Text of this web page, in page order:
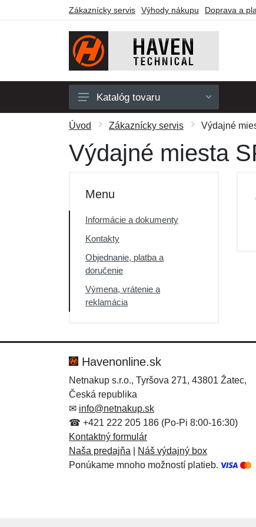
Zákaznícky servis Výhody nákupu Doprava a
Pánske
Dámske
Detské
Výpredaj
Katalóg tovaru
Úvod Zákaznícky servis Výdajné
Výdajné miesta
Menu
Informácie a dokumenty
Kontakty
Objednanie, platba a
doručenie
Výmena, vrátenie a
reklamácia
Havenonline.sk
Netnakup s.r.o., Tyršova 271, 43801 Žatec,
Česká republika
✉ info@netnakup.sk
☎ +421 222 205 186 (Po-Pi 8:00-16:30)
Kontaktný formulár
Naša predajňa
Náš výdajný box
Ponúkame mnoho možností platieb.